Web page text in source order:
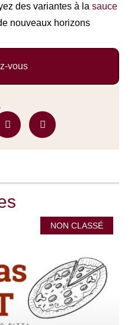
des variantes à la sauce
nouveaux horizons
vous
NON CLASSÉ